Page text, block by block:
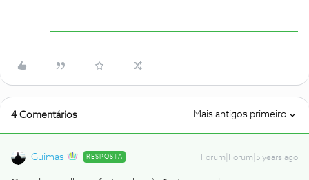
4 Comentários Mais antigos primeiro
Guimas RESPOSTA Forum|Forum|5 years ago